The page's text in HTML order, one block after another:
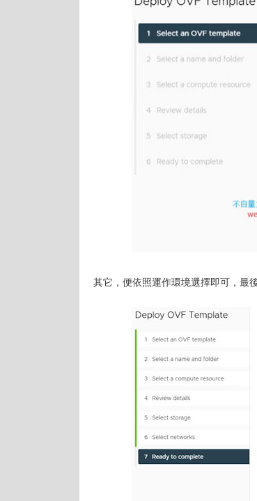
其它，便依照運作環境選擇即可，最